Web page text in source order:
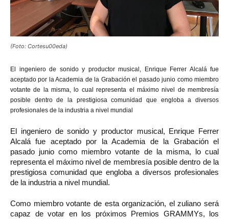
(Foto: Cortesu00eda)
El ingeniero de sonido y productor musical, Enrique Ferrer Alcalá fue
aceptado por la Academia de la Grabación el pasado junio como miembro
votante de la misma, lo cual representa el máximo nivel de membresía
posible dentro de la prestigiosa comunidad que engloba a diversos
profesionales de la industria a nivel mundial
El ingeniero de sonido y productor musical, Enrique Ferrer
Alcalá fue aceptado por la Academia de la Grabación el
pasado junio como miembro votante de la misma, lo cual
representa el máximo nivel de membresía posible dentro de la
prestigiosa comunidad que engloba a diversos profesionales
de la industria a nivel mundial.
Como miembro votante de esta organización, el zuliano será
capaz de votar en los próximos Premios GRAMMYs, los